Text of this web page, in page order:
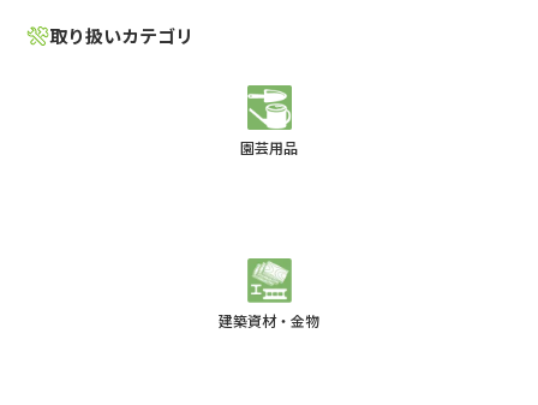
取り扱いカテゴリ
園芸用品
建築資材・金物